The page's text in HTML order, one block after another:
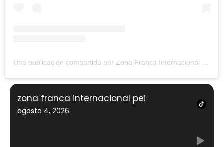
Una publicación compartida por Zona Franca Internacional de Pereira (@zonafrancadepereira)
zona franca internacional pei
agosto 4, 2026